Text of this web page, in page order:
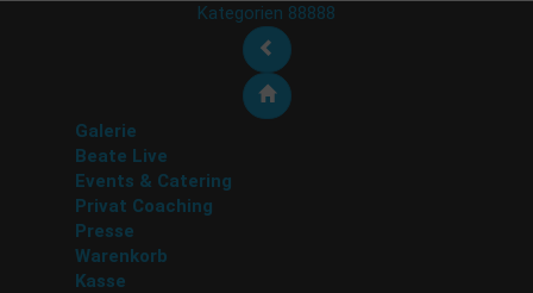
Kategorien 88888
Galerie
Beate Live
Events & Catering
Privat Coaching
Presse
Warenkorb
Kasse